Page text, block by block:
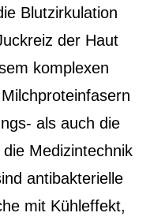
Blutzirkulation
der Haut
komplexen
als auch die
Medizintechnik
antibakterielle
mit Kühleffekt,